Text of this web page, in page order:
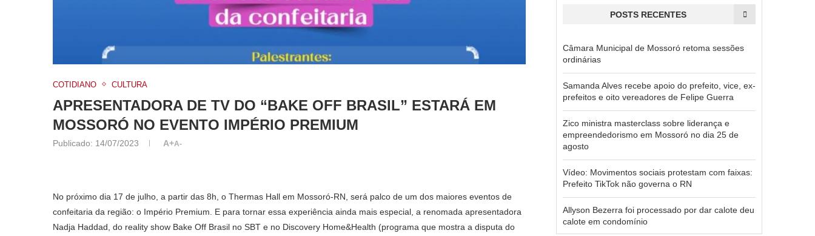
COTIDIANO CULTURA
APRESENTADORA DE TV DO “BAKE OFF BRASIL” ESTARÁ EM
MOSSORÓ NO EVENTO IMPÉRIO PREMIUM
Publicado: 14/07/2023 A+A-
No próximo dia 17 de julho, a partir das 8h, o Thermas Hall em Mossoró-RN, será palco de um dos maiores eventos de
confeitaria da região: o Império Premium. E para tornar essa experiência ainda mais especial, a renomada apresentadora
Nadja Haddad, do reality show Bake Off Brasil no SBT e no Discovery Home&Health (programa que mostra a disputa do
POSTS RECENTES
Câmara Municipal de Mossoró retoma sessões
ordinárias
Samanda Alves recebe apoio do prefeito, vice, ex-
prefeitos e oito vereadores de Felipe Guerra
Zico ministra masterclass sobre liderança e
empreendedorismo em Mossoró no dia 25 de
agosto
Vídeo: Movimentos sociais protestam com faixas:
Prefeito TikTok não governa o RN
Allyson Bezerra foi processado por dar calote deu
calote em condomínio